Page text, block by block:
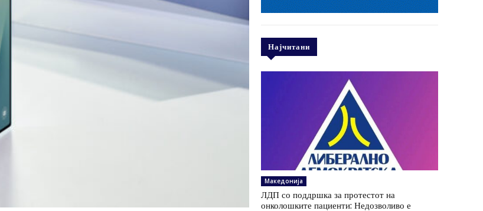
Најчитани
Македонија
ЛДП со поддршка за протестот на
онколошките пациенти: Недозволиво е